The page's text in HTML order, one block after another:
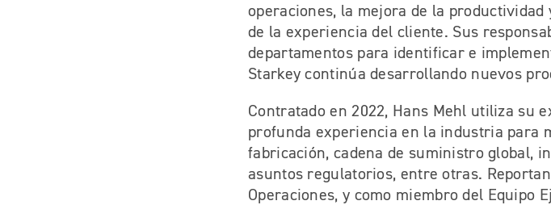
operaciones, la mejora de la
de la experiencia del cliente. Sus
departamentos para identificar e
Starkey continúa desarrollando nuevos
Contratado en 2022, Hans Mehl utiliza su
profunda experiencia en la industria para
fabricación, cadena de suministro global,
asuntos regulatorios, entre otras.
Operaciones, y como miembro del Equipo